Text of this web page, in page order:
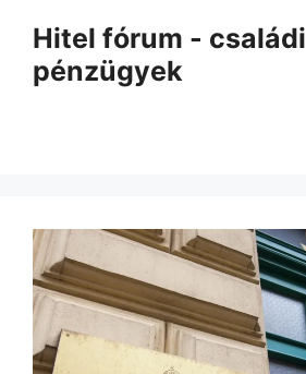
tartalomba
Hitel fórum - családi
pénzügyek